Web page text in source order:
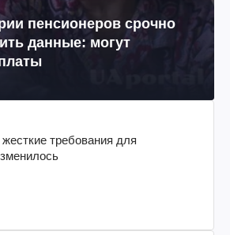
пенсионеров срочно
данные: могут
требования для